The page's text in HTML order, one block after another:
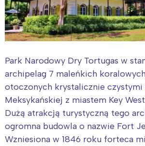
Park Narodowy Dry Tortugas w
archipelag 7 maleńkich
otoczonych krystalicznie
Meksykańskiej z miastem Key
Dużą atrakcją turystyczną tego
ogromna budowla o nazwie Fort
Wzniesiona w 1846 roku forteca